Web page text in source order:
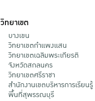
วิทยาเขต
บางเขน
วิทยาเขตกําแพงแสน
วิทยาเขตเฉลิมพระเกียรติ
จังหวัดสกลนคร
วิทยาเขตศรีราชา
สำนักงานเขตบริหารการเรียนรู้
พื้นที่สุพรรณบุรี